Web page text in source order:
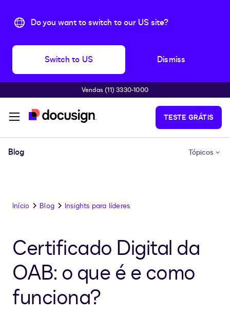
Do you want to switch to our US site?
Switch to US Dismiss
Pular para o conteúdo principal
Vendas (11) 3330-1000
TESTE GRÁTIS
Blog Tópicos
Início Blog Insights para líderes
Certificado Digital da
OAB: o que é e como
funciona?